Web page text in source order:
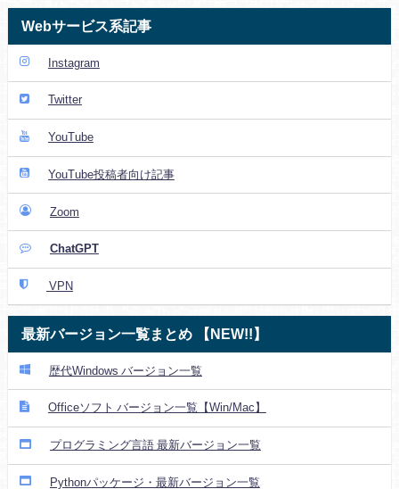
Webサービス系記事
Instagram
Twitter
YouTube
YouTube投稿者向け記事
Zoom
ChatGPT
VPN
最新バージョン一覧まとめ 【NEW!!】
歴代Windows バージョン一覧
Officeソフト バージョン一覧【Win/Mac】
プログラミング言語 最新バージョン一覧
Pythonパッケージ・最新バージョン一覧